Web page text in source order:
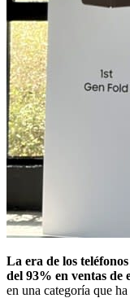
La era de los
del 93% en ventas de
en una categoría que